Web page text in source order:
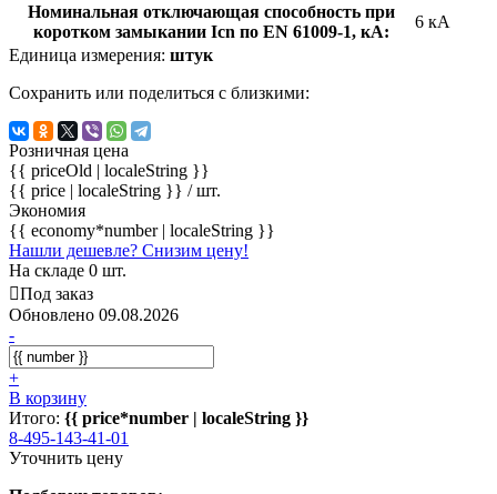
Номинальная отключающая способность при
коротком замыкании Icn по EN 61009-1, кА:
6 кА
Единица измерения: штук
Сохранить или поделиться с близкими:
Розничная цена
{{ priceOld | localeString }}
{{ price | localeString }} / шт.
Экономия
{{ economy*number | localeString }}
Нашли дешевле? Снизим цену!
На складе 0 шт.
Под заказ
Обновлено 09.08.2026
-
+
В корзину
Итого: {{ price*number | localeString }}
8-495-143-41-01
Уточнить цену